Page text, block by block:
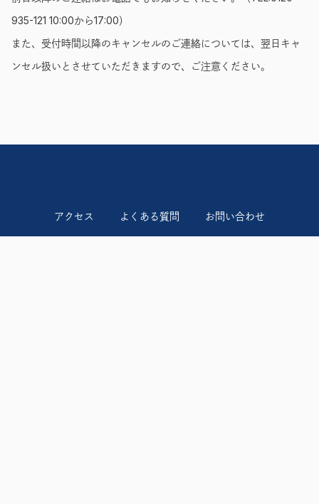
935-121 10:00から17:00）
また、受付時間以降のキャンセルのご連絡については、翌日キャ
ンセル扱いとさせていただきますので、ご注意ください。
アクセス よくある質問 お問い合わせ